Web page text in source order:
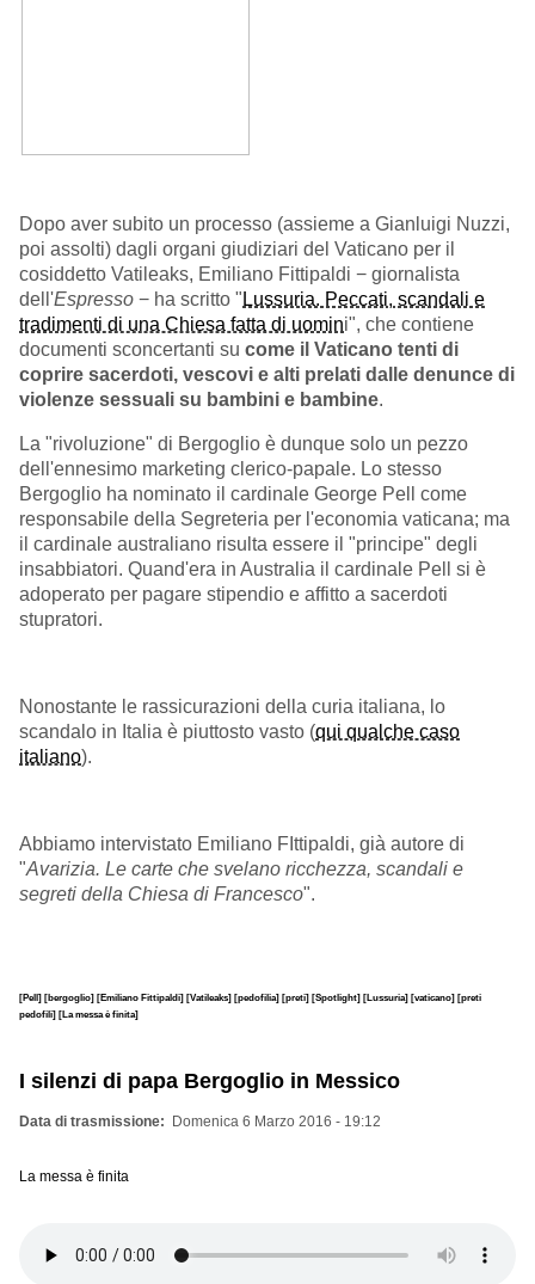
Dopo aver subito un processo (assieme a Gianluigi Nuzzi,
poi assolti) dagli organi giudiziari del Vaticano per il
cosiddetto Vatileaks, Emiliano Fittipaldi − giornalista
dell'Espresso − ha scritto " Lussuria. Peccati, scandali e
tradimenti di una Chiesa fatta di uomini", che contiene
documenti sconcertanti su come il Vaticano tenti di
coprire sacerdoti, vescovi e alti prelati dalle denunce di
violenze sessuali su bambini e bambine.
La "rivoluzione" di Bergoglio è dunque solo un pezzo
dell'ennesimo marketing clerico-papale. Lo stesso
Bergoglio ha nominato il cardinale George Pell come
responsabile della Segreteria per l'economia vaticana; ma
il cardinale australiano risulta essere il "principe" degli
insabbiatori. Quand'era in Australia il cardinale Pell si è
adoperato per pagare stipendio e affitto a sacerdoti
stupratori.
Nonostante le rassicurazioni della curia italiana, lo
scandalo in Italia è piuttosto vasto (qui qualche caso
italiano).
Abbiamo intervistato Emiliano FIttipaldi, già autore di
"Avarizia. Le carte che svelano ricchezza, scandali e
segreti della Chiesa di Francesco".
[Pell] [bergoglio] [Emiliano Fittipaldi] [Vatileaks] [pedofilia] [preti] [Spotlight] [Lussuria] [vaticano] [preti
pedofili] [La messa è finita]
I silenzi di papa Bergoglio in Messico
Data di trasmissione Domenica 6 Marzo 2016 - 19:12
La messa è finita